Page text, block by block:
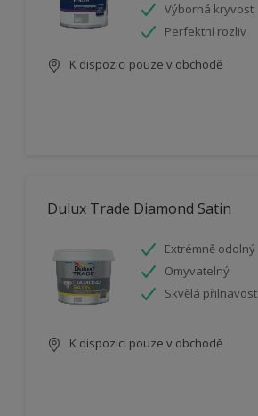
Výborná kryvost
Perfektní rozliv
K dispozici pouze v obchodě
Dulux Trade Diamond Satin
Extrémně odolný
Omyvatelný
Skvělá přilnavost
K dispozici pouze v obchodě